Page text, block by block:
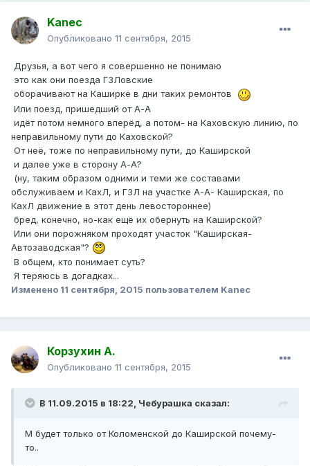
Kanec
Опубликовано 11 сентября, 2015
Друзья, а вот чего я совершенно не понимаю
это как они поезда ГЗЛовские
оборачивают на Каширке в дни таких ремонтов
Или поезд, пришедший от А-А
идёт потом немного вперёд, а потом- на Каховскую линию, по
неправильному пути до Каховской?
От неё, тоже по неправильному пути, до Каширской
и далее уже в сторону А-А?
(ну, таким образом одними и теми же составами
обслуживаем и КахЛ, и ГЗЛ на участке А-А- Каширская, по
КахЛ движение в этот день левостороннее)
бред, конечно, но-как ещё их обернуть на Каширской?
Или они порожняком проходят участок "Каширская-
Автозаводская"?
В общем, кто понимает суть?
Я теряюсь в догадках...
Изменено 11 сентября, 2015 пользователем Kanec
Корзухин А.
Опубликовано 11 сентября, 2015
В 11.09.2015 в 18:22, Чебурашка сказал:
М будет только от Коломенской до Каширской почему-
то..